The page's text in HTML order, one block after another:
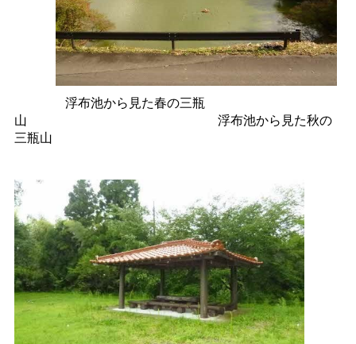
浮布池から見た春の三瓶
山
浮布池から見た秋の
三瓶山